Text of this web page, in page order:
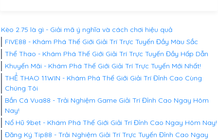
Kèo 2.75 là gì - Giải mã ý nghĩa và cách chơi hiệu quả
FIVE88 - Khám Phá Thế Giới Giải Trí Trực Tuyến Đầy Màu Sắc
Thể Thao - Khám Phá Thế Giới Giải Trí Trực Tuyến Đầy Hấp Dẫn
Khuyến Mãi - Khám Phá Thế Giới Giải Trí Trực Tuyến Mới Nhất!
THỂ THAO 11WIN - Khám Phá Thế Giới Giải Trí Đỉnh Cao Cùng
Chúng Tôi
Bắn Cá Vua88 - Trải Nghiệm Game Giải Trí Đỉnh Cao Ngay Hôm
Nay!
Nổ Hũ 9bet - Khám Phá Thế Giới Giải Trí Đỉnh Cao Ngay Hôm Nay!
Đăng Ký Tip88 - Trải Nghiệm Giải Trí Trực Tuyến Đỉnh Cao Ngay